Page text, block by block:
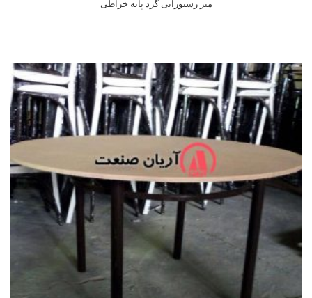
میز رستورانی گرد پایه خراطی
اطلاعات بیشتر